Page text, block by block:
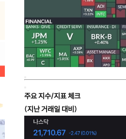
주요 지수/지표 체크
(지난 거래일 대비)